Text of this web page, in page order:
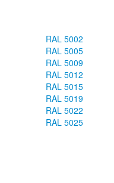
RAL 5002
RAL 5005
RAL 5009
RAL 5012
RAL 5015
RAL 5019
RAL 5022
RAL 5025